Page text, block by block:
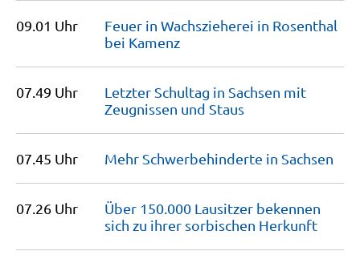
09.01 Uhr
Feuer in Wachszieherei in Rosenthal
bei Kamenz
07.49 Uhr
Letzter Schultag in Sachsen mit
Zeugnissen und Staus
07.45 Uhr Mehr Schwerbehinderte in Sachsen
07.26 Uhr
Über 150.000 Lausitzer bekennen
sich zu ihrer sorbischen Herkunft